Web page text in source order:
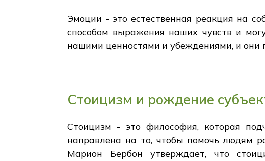
Эмоции - это естественная реакция на
способом выражения наших чувств и
нашими ценностями и убеждениями, и
Стоицизм и рождение
Стоицизм - это философия, которая
направлена на то, чтобы помочь людям
Марион Бербон утверждает, что